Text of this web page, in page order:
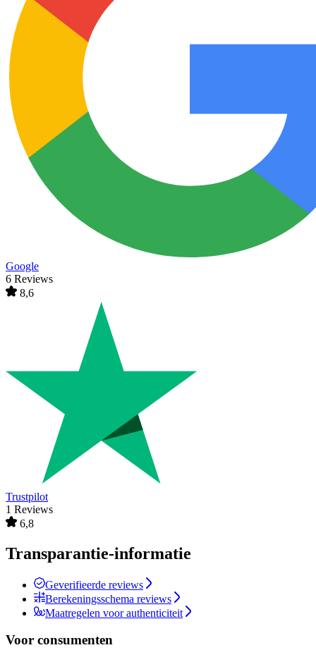
Google
6 Reviews
8,6
Trustpilot
1 Reviews
6,8
Transparantie-informatie
Geverifieerde reviews
Berekeningsschema reviews
Maatregelen voor authenticiteit
Voor consumenten